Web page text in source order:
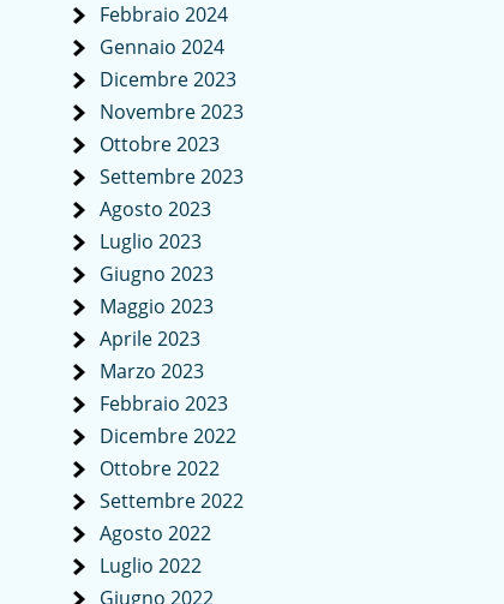
Febbraio 2024
Gennaio 2024
Dicembre 2023
Novembre 2023
Ottobre 2023
Settembre 2023
Agosto 2023
Luglio 2023
Giugno 2023
Maggio 2023
Aprile 2023
Marzo 2023
Febbraio 2023
Dicembre 2022
Ottobre 2022
Settembre 2022
Agosto 2022
Luglio 2022
Giugno 2022